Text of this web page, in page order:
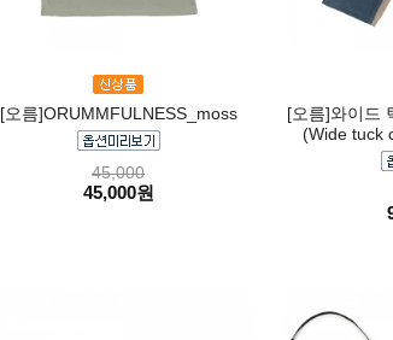
[오름]ORUMMFULNESS_moss
45,000
45,000원
[오름]와이드
(Wide tuck